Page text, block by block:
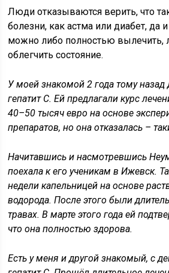
Люди отказываются верить, что
болезни, как астма или диабет, да
можно либо полностью вылечить,
облегчить состояние.
У моей знакомой 2 года тому назад
гепатит С. Ей предлагали курс
40–50 тысяч евро на основе
препаратов, но она отказалась –
Начитавшись и насмотревшись
поехала к его ученикам в Ижевск.
неделикапельницей на основе
водорода. После этого были
травах. В марте этого года ей
что она полностью здорова.
Есть у меня и другой знакомый, с